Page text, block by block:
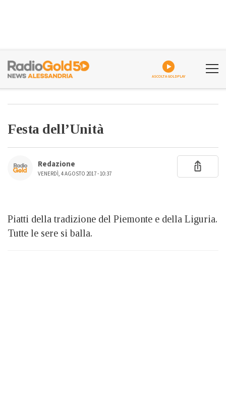
ASCOLTA GOLDPLAY
Festa dell’Unità
Redazione
VENERDÌ, 4 AGOSTO 2017 - 10:37
Piatti della tradizione del Piemonte e della Liguria.
Tutte le sere si balla.